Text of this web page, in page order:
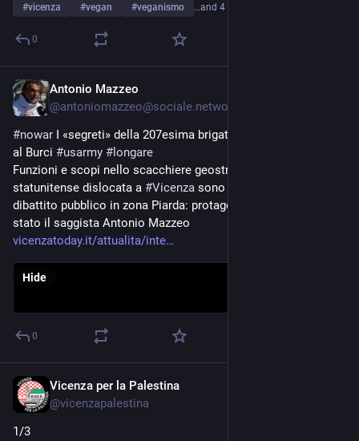
#vicenza #vegan #veganismo …and 4 more
0
Antonio Mazzeo
@antoniomazzeo@sociale.network
#nowar I «segreti» della 207esima brigata intelligence svelati
al Burci #usarmy # longare
Funzioni e scopi nello scacchiere geostrategico della unità
statunitense dislocata a #Vicenza sono stati al centro di un
dibattito pubblico in zona Piarda: protagonista della serata è
stato il saggista Antonio Mazzeo
vicenzatoday.it/attualita/inte
Hide
0
Vicenza per la Palestina
@vicenzapalestina
1/3